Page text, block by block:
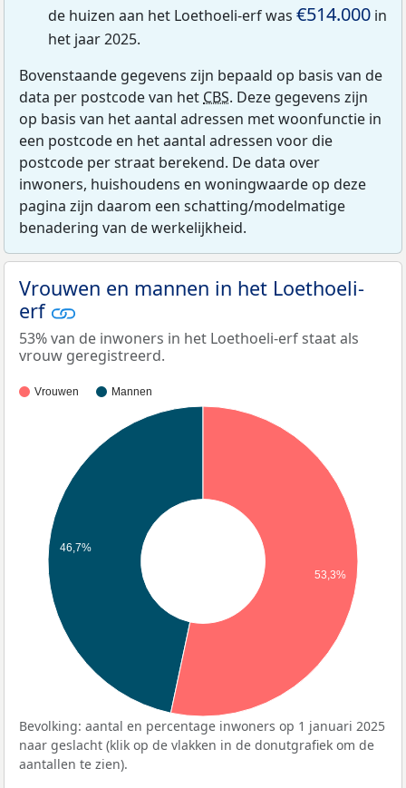
de huizen aan het Loethoeli-erf was €514.000 in
het jaar 2025.
Bovenstaande gegevens zijn bepaald op basis van de
data per postcode van het CBS. Deze gegevens zijn
op basis van het aantal adressen met woonfunctie in
een postcode en het aantal adressen voor die
postcode per straat berekend. De data over
inwoners, huishoudens en woningwaarde op deze
pagina zijn daarom een schatting/modelmatige
benadering van de werkelijkheid.
Vrouwen en mannen in het Loethoeli-
erf
53% van de inwoners in het Loethoeli-erf staat als
vrouw geregistreerd.
Vrouwen Mannen
46,7%
53,3%
Bevolking: aantal en percentage inwoners op 1 januari 2025
naar geslacht (klik op de vlakken in de donutgrafiek om de
aantallen te zien).